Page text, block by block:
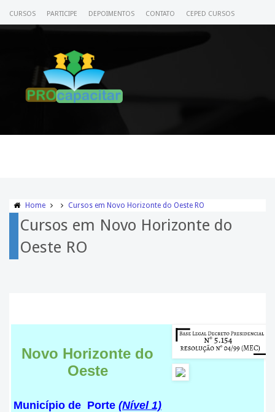
CURSOS PARTICIPE DEPOIMENTOS CONTATO CEPED CURSOS
Home Cursos em Novo Horizonte do Oeste RO
Cursos em Novo Horizonte do
Oeste RO
Novo Horizonte do
Oeste
Município de Porte (Nível 1)